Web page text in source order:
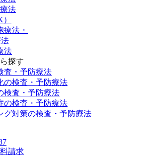
法
療法・
法
探す
査・予防療法
の検査・予防療法
検査・予防療法
の検査・予防療法
グ対策の検査・予防療法
請求